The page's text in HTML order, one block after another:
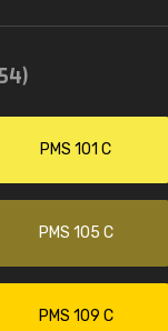
PMS 101 C
PMS 105 C
PMS 109 C